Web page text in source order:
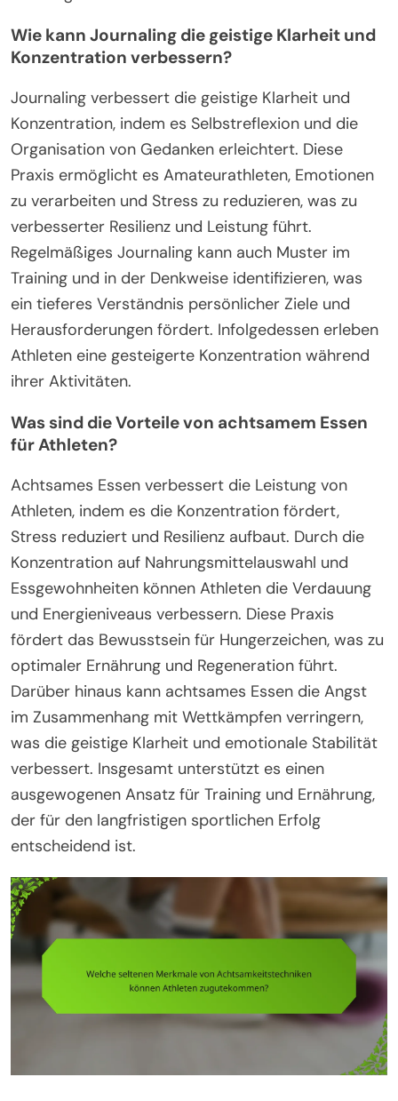
Wie kann Journaling die geistige Klarheit und
Konzentration verbessern?
Journaling verbessert die geistige Klarheit und
Konzentration, indem es Selbstreflexion und die
Organisation von Gedanken erleichtert. Diese
Praxis ermöglicht es Amateurathleten, Emotionen
zu verarbeiten und Stress zu reduzieren, was zu
verbesserter Resilienz und Leistung führt.
Regelmäßiges Journaling kann auch Muster im
Training und in der Denkweise identifizieren, was
ein tieferes Verständnis persönlicher Ziele und
Herausforderungen fördert. Infolgedessen erleben
Athleten eine gesteigerte Konzentration während
ihrer Aktivitäten.
Was sind die Vorteile von achtsamem Essen
für Athleten?
Achtsames Essen verbessert die Leistung von
Athleten, indem es die Konzentration fördert,
Stress reduziert und Resilienz aufbaut. Durch die
Konzentration auf Nahrungsmittelauswahl und
Essgewohnheiten können Athleten die Verdauung
und Energieniveaus verbessern. Diese Praxis
fördert das Bewusstsein für Hungerzeichen, was zu
optimaler Ernährung und Regeneration führt.
Darüber hinaus kann achtsames Essen die Angst
im Zusammenhang mit Wettkämpfen verringern,
was die geistige Klarheit und emotionale Stabilität
verbessert. Insgesamt unterstützt es einen
ausgewogenen Ansatz für Training und Ernährung,
der für den langfristigen sportlichen Erfolg
entscheidend ist.